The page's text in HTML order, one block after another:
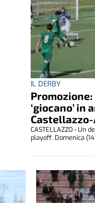
IL DERBY
‘giocano’ in
CASTELLAZZO - Un
playoff. Domenica